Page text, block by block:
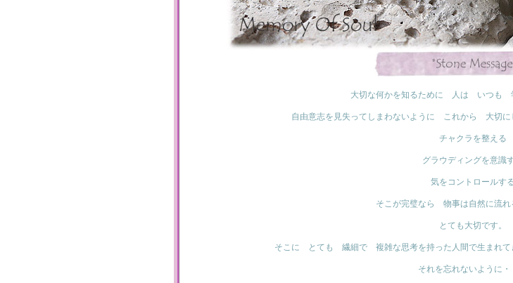
大切な何かを知るために 人は いつも
自由意志を見失ってしまわないように これから 大切に
チャクラを整える
グラウディングを意識
気をコントロールす
そこが完璧なら 物事は自然に流れ
とても大切です。
そこに とても 繊細で 複雑な思考を持った人間で生まれて
それを忘れないように・